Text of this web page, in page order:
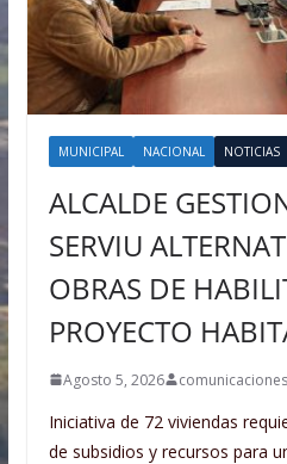
MUNICIPAL NACIONAL NOTICIAS
ALCALDE
SERVIU
OBRAS DE
PROYECTO
Agosto 5, 2026
Iniciativa de 72 viviendas
de subsidios y recursos para